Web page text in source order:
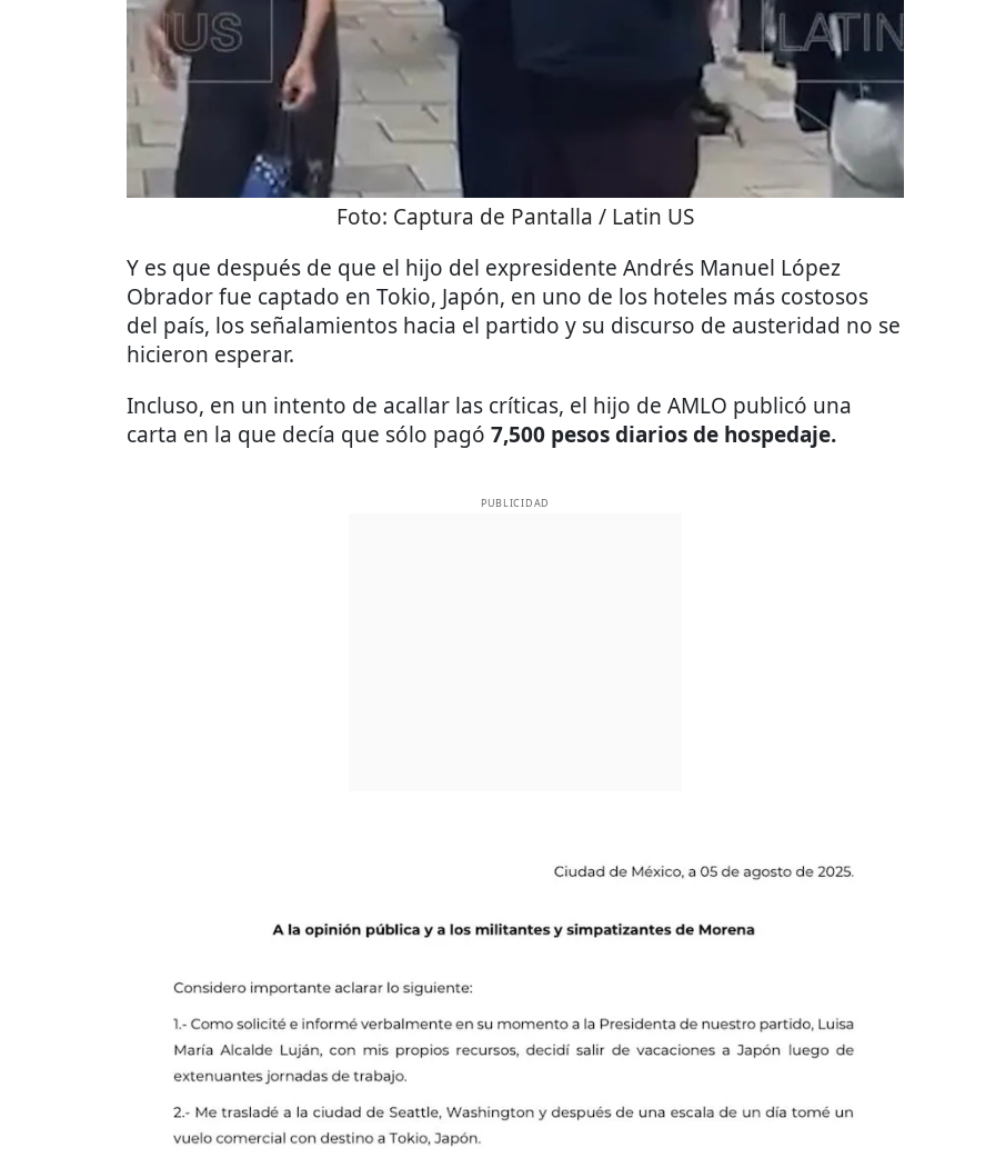
Foto: Captura de Pantalla / Latin US
Y es que después de que el hijo del expresidente Andrés Manuel López
Obrador fue captado en Tokio, Japón, en uno de los hoteles más costosos
del país, los señalamientos hacia el partido y su discurso de austeridad no se
hicieron esperar.
Incluso, en un intento de acallar las críticas, el hijo de AMLO publicó una
carta en la que decía que sólo pagó 7,500 pesos diarios de hospedaje.
PUBLICIDAD